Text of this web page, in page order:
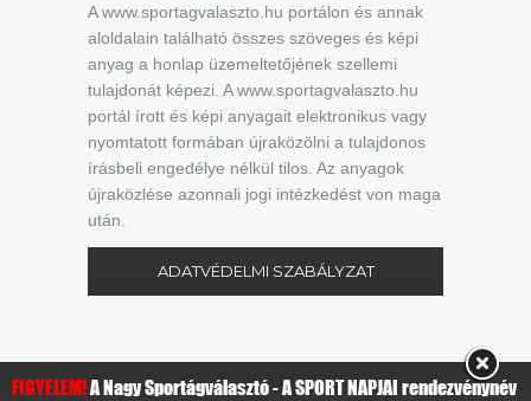
A www.sportagvalaszto.hu portálon és annak
aloldalain található összes szöveges és képi
anyag a honlap üzemeltetőjének szellemi
tulajdonát képezi. A www.sportagvalaszto.hu
portál írott és képi anyagait elektronikus vagy
nyomtatott formában újraközölni a tulajdonos
írásbeli engedélye nélkül tilos. Az anyagok
újraközlése azonnali jogi intézkedést von maga
után.
ADATVÉDELMI SZABÁLYZAT
FIGYELEM!A Nagy Sportágválasztó - A SPORT NAPJAI rendezvénynév